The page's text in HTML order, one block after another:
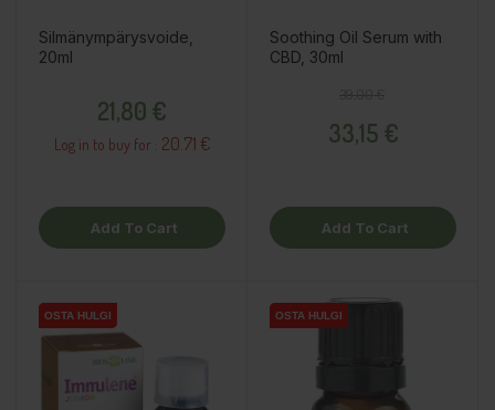
Silmänympärysvoide,
20ml
21,80 €
Log in to buy for : 20.71 €
Add To Cart
Soothing Oil Serum with
CBD, 30ml
33,15 €
Add To Cart
OSTA HULGI
OSTA HULGI OSTA HULGI
OSTA HULGI